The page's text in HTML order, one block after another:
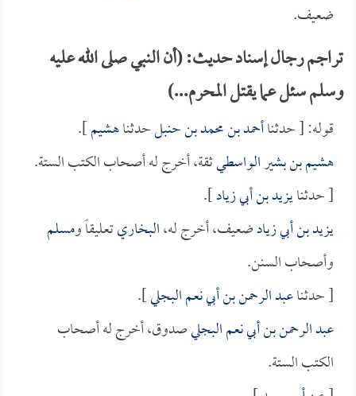
ضعيف.
تراجم رجال إسناد حديث: (أن النبي صلى الله عليه
وسلم سئل عما يقتل المحرم...)
قوله: [ حدثناأحمد بن محمد بن حنبلحدثناهشيم].
هشيم بن بشير الواسطيثقة، أخرج له أصحاب الكتب الستة.
[ حدثنايزيد بن أبي زياد].
يزيد بن أبي زيادضعيف، أخرج له،البخاريتعليقاً ومسلم
وأصحاب السنن.
[ حدثناعبد الرحمن بن أبي نعم البجلي].
عبد الرحمن بن أبي نعم البجليصدوق، أخرج له أصحاب
الكتب الستة.